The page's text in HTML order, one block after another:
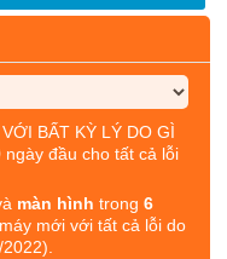
VỚI BẤT KỲ LÝ DO GÌ
ngày đầu cho tất cả lỗi
màn hình trong6
mới với tất cả lỗi do